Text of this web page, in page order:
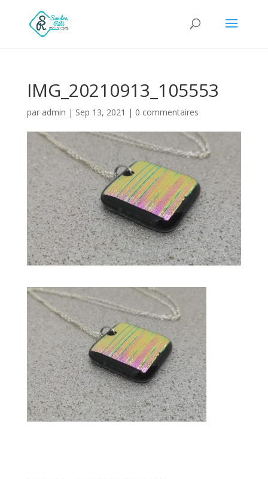
IMG_20210913_105553
par admin | Sep 13, 2021 | 0 commentaires